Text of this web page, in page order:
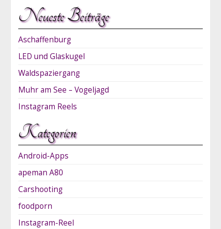
Neueste Beiträge
Aschaffenburg
LED und Glaskugel
Waldspaziergang
Muhr am See – Vogeljagd
Instagram Reels
Kategorien
Android-Apps
apeman A80
Carshooting
foodporn
Instagram-Reel